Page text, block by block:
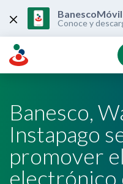
content
BanescoMóvil
Conoce y
Banesco,
Instapago
promover
electrónico